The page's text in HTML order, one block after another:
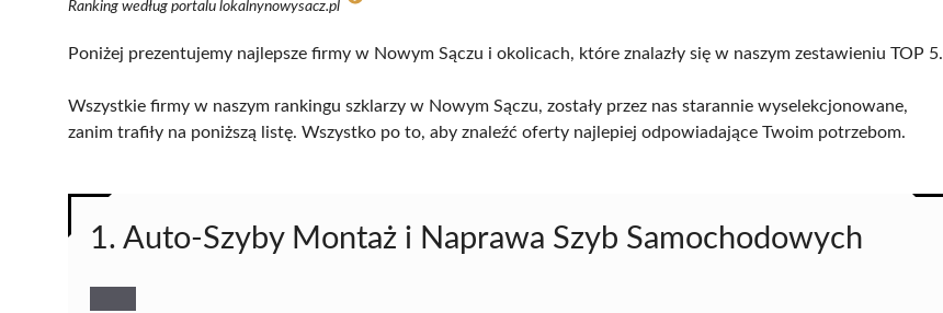
Ranking według portalu lokalnynowysacz.pl
Poniżej prezentujemy najlepsze firmy w Nowym Sączu i okolicach, które znalazły się w naszym zestawieniu TOP 5.
Wszystkie firmy w naszym rankingu szklarzy w Nowym Sączu, zostały przez nas starannie wyselekcjonowane,
zanim trafiły na poniższą listę. Wszystko po to, aby znaleźć oferty najlepiej odpowiadające Twoim potrzebom.
1. Auto-Szyby Montaż i Naprawa Szyb Samochodowych